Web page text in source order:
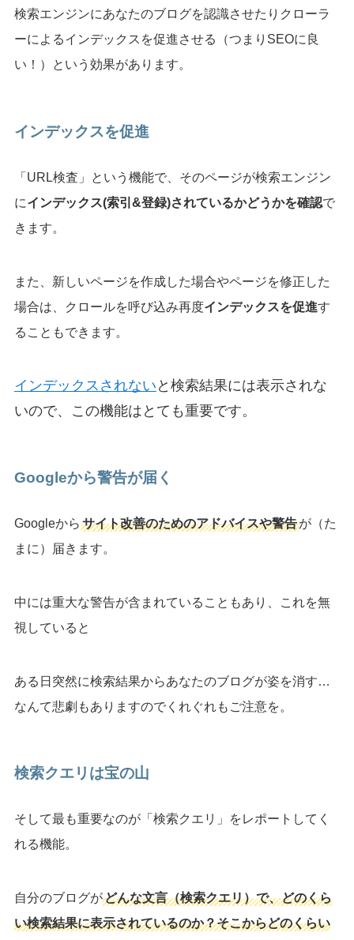
検索エンジンにあなたのブログを認識させたりクローラ
ーによるインデックスを促進させる（つまりSEOに良
い！）という効果があります。
インデックスを促進
「URL検査」という機能で、そのページが検索エンジン
にインデックス(索引&登録)されているかどうかを確認で
きます。
また、新しいページを作成した場合やページを修正した
場合は、クロールを呼び込み再度インデックスを促進す
ることもできます。
インデックスされない と検索結果には表示されな
いので、この機能はとても重要です。
Googleから警告が届く
Googleから サイト改善のためのアドバイスや警告が（た
まに）届きます。
中には重大な警告が含まれていることもあり、これを無
視していると
ある日突然に検索結果からあなたのブログが姿を消す…
なんて悲劇もありますのでくれぐれもご注意を。
検索クエリは宝の山
そして最も重要なのが「検索クエリ」をレポートしてく
れる機能。
自分のブログがどんな文言（検索クエリ）で、どのくら
い検索結果に表示されているのか？そこからどのくらい